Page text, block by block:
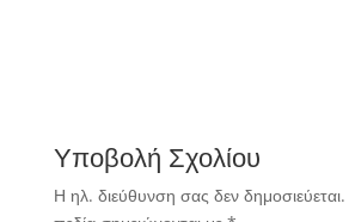
Υποβολή Σχολίου
Η ηλ. διεύθυνση σας δεν δημοσιεύεται.